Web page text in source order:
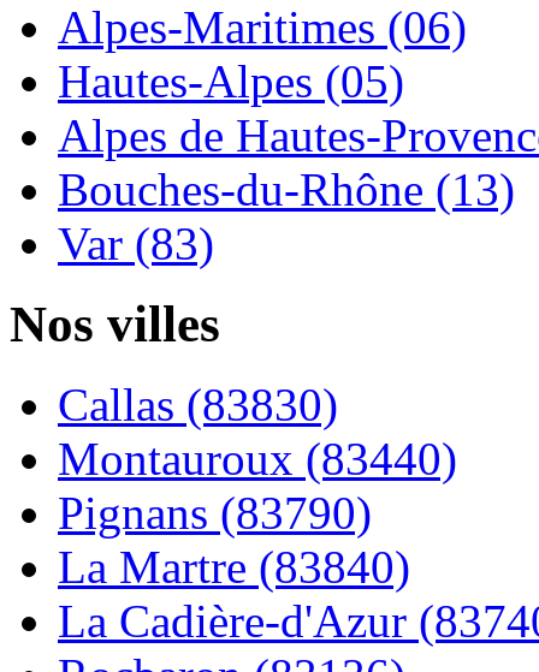
Alpes-Maritimes (06)
Hautes-Alpes (05)
Alpes de Hautes-
Bouches-du-Rhône (13)
Var (83)
Nos villes
Callas (83830)
Montauroux (83440)
Pignans (83790)
La Martre (83840)
La Cadière-d'Azur